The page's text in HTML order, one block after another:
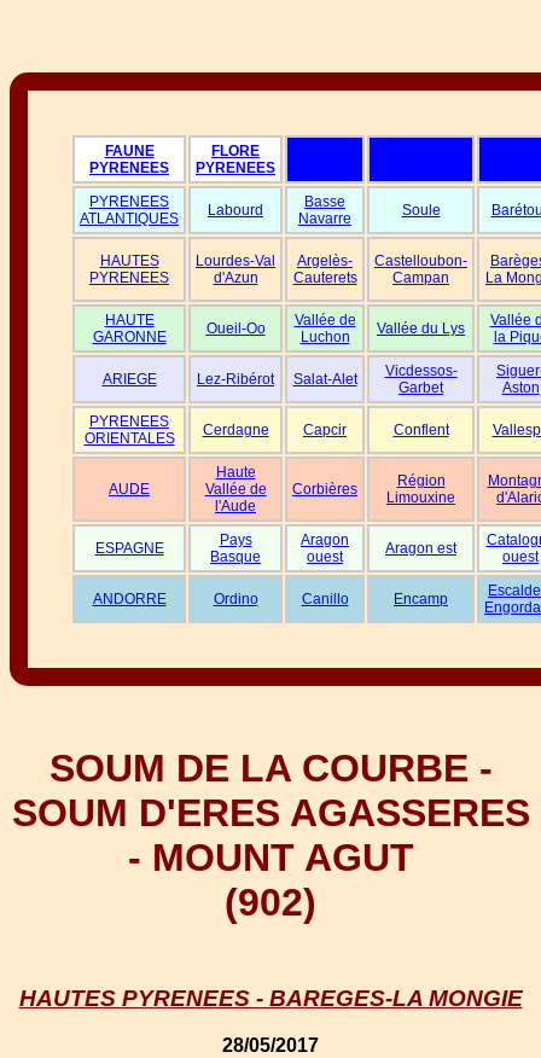
FAUNE
PYRENEES
FLORE
PYRENEES
PYRENEES
ATLANTIQUES
Labourd
Basse
Navarre
Soule
HAUTES
PYRENEES
Lourdes-Val
d'Azun
Argelès-
Cauterets
Castelloubon-
Campan
La
HAUTE
GARONNE
Oueil-Oo
Vallée de
Luchon
Vallée du Lys
Vallée
la
ARIEGE Lez-Ribérot Salat-Alet
Vicdessos-
Garbet
Aston
PYRENEES
ORIENTALES
Cerdagne Capcir Conflent
AUDE
Haute
Vallée de
l'Aude
Corbières
Région
Limouxine
ESPAGNE
Pays
Basque
Aragon
ouest
Aragon est
ouest
ANDORRE Ordino Canillo Encamp
SOUM DE LA COURBE -
SOUM D'ERES AGASSERES
- MOUNT AGUT
(902)
HAUTES PYRENEES - BAREGES-LA MONGIE
28/05/2017